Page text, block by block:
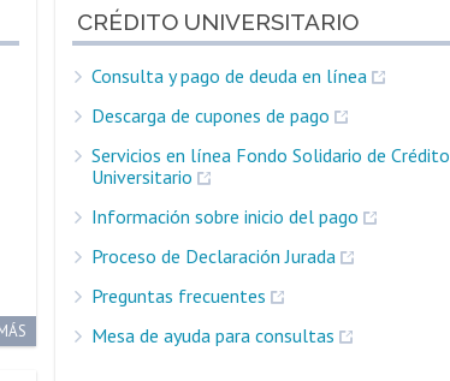
CRÉDITO UNIVERSITARIO
Consulta y pago de deuda en línea
Descarga de cupones de pago
Servicios en línea Fondo Solidario de Crédito
Universitario
Información sobre inicio del pago
Proceso de Declaración Jurada
Preguntas frecuentes
Mesa de ayuda para consultas